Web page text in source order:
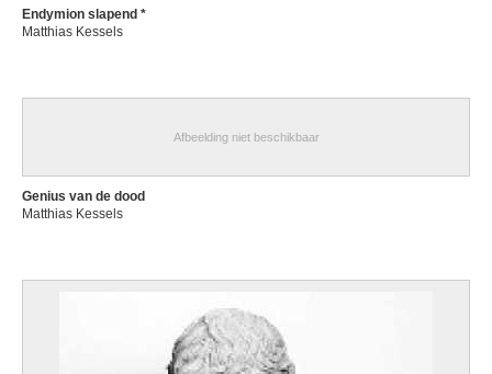
Endymion slapend *
Matthias Kessels
Afbeelding niet beschikbaar
Genius van de dood
Matthias Kessels